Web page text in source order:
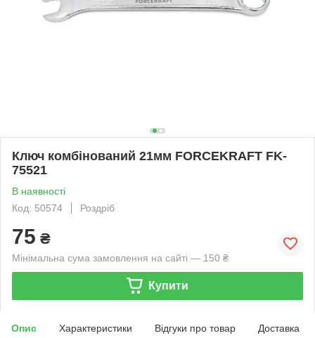
Ключ комбінований 21мм FORCEKRAFT FK-
75521
В наявності
Код: 50574
Роздріб
75 ₴
Мінімальна сума замовлення на сайті — 150 ₴
Купити
Опис Характеристики Відгуки про товар Доставка